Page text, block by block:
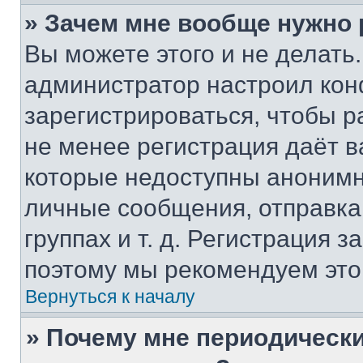
» Зачем мне вообще нужно
Вы можете этого и не
администратор настроил
зарегистрироваться, чтобы
не менее регистрация даёт
которые недоступны
личные сообщения,
группах и т. д. Регистрация
поэтому мы рекомендуем
Вернуться к началу
» Почему мне